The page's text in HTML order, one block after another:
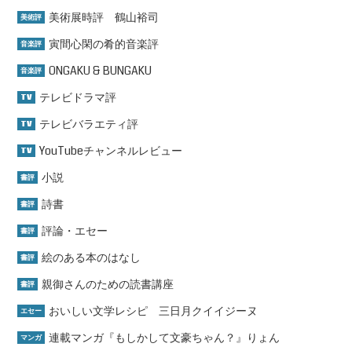
美術評 美術展時評 鶴山裕司
音楽評 寅間心閑の肴的音楽評
音楽評 ONGAKU & BUNGAKU
TV テレビドラマ評
TV テレビバラエティ評
TV YouTubeチャンネルレビュー
書評 小説
書評 詩書
書評 評論・エセー
書評 絵のある本のはなし
書評 親御さんのための読書講座
エセー おいしい文学レシピ 三日月クイイジーヌ
マンガ 連載マンガ『もしかして文豪ちゃん？』りょん